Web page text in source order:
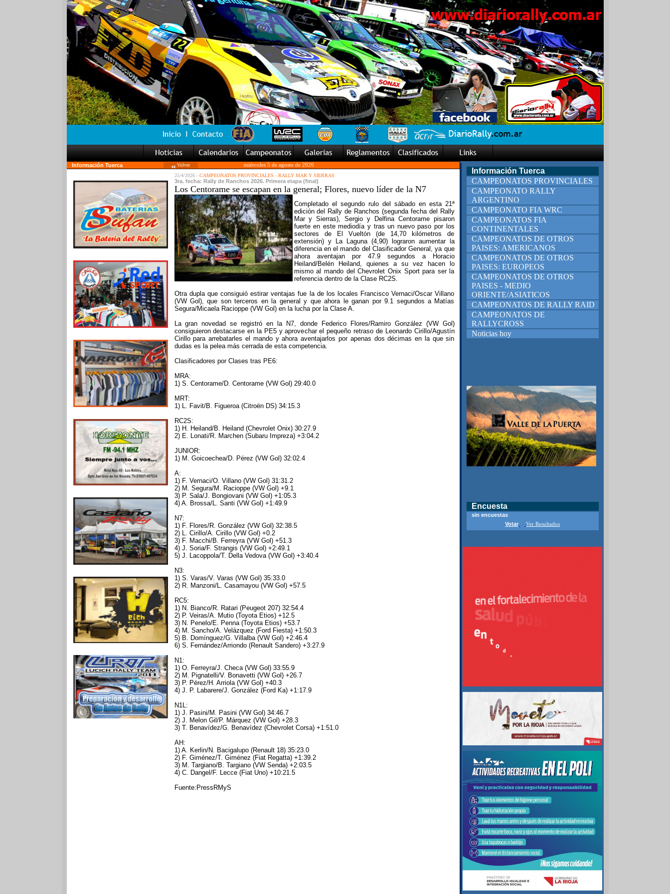
Información Tuerca Volver miércoles 5 de agosto de 2026
Información Tuerca
CAMPEONATOS PROVINCIALES
CAMPEONATO RALLY
ARGENTINO
CAMPEONATO FIA WRC
CAMPEONATOS FIA
CONTINENTALES
CAMPEONATOS DE OTROS
PAISES: AMERICANOS
CAMPEONATOS DE OTROS
PAISES: EUROPEOS
CAMPEONATOS DE OTROS
PAISES - MEDIO
ORIENTE/ASIATICOS
CAMPEONATOS DE RALLY RAID
CAMPEONATOS DE
RALLYCROSS
Noticias hoy
Encuesta
sin encuestas
Votar
Ver Resultados
25/4/2026 - CAMPEONATOS PROVINCIALES - RALLY MAR Y SIERRAS
3ra. fecha: Rally de Ranchos 2026. Primera etapa (final)
Los Centorame se escapan en la general; Flores, nuevo líder de la N7
Completado el segundo rulo del sábado en esta 21ª
edición del Rally de Ranchos (segunda fecha del Rally
Mar y Sierras), Sergio y Delfina Centorame pisaron
fuerte en este mediodía y tras un nuevo paso por los
sectores de El Vueltón (de 14,70 kilómetros de
extensión) y La Laguna (4,90) lograron aumentar la
diferencia en el mando del Clasificador General, ya que
ahora aventajan por 47.9 segundos a Horacio
Heiland/Belén Heiland, quienes a su vez hacen lo
mismo al mando del Chevrolet Onix Sport para ser la
referencia dentro de la Clase RC2S.
Otra dupla que consiguió estirar ventajas fue la de los locales Francisco Vernaci/Oscar Villano
(VW Gol), que son terceros en la general y que ahora le ganan por 9.1 segundos a Matías
Segura/Micaela Racioppe (VW Gol) en la lucha por la Clase A.
La gran novedad se registró en la N7, donde Federico Flores/Ramiro González (VW Gol)
consiguieron destacarse en la PE5 y aprovechar el pequeño retraso de Leonardo Cirillo/Agustín
Cirillo para arrebatarles el mando y ahora aventajarlos por apenas dos décimas en la que sin
dudas es la pelea más cerrada de esta competencia.
Clasificadores por Clases tras PE6:
MRA:
1) S. Centorame/D. Centorame (VW Gol) 29:40.0
MRT:
1) L. Favit/B. Figueroa (Citroën DS) 34:15.3
RC2S:
1) H. Heiland/B. Heiland (Chevrolet Onix) 30:27.9
2) E. Lonati/R. Marchen (Subaru Impreza) +3:04.2
JUNIOR:
1) M. Goicoechea/D. Pérez (VW Gol) 32:02.4
A:
1) F. Vernaci/O. Villano (VW Gol) 31:31.2
2) M. Segura/M. Racioppe (VW Gol) +9.1
3) P. Sala/J. Bongiovani (VW Gol) +1:05.3
4) A. Brossa/L. Santi (VW Gol) +1:49.9
N7:
1) F. Flores/R. González (VW Gol) 32:38.5
2) L. Cirillo/A. Cirillo (VW Gol) +0.2
3) F. Macchi/B. Ferreyra (VW Gol) +51.3
4) J. Soria/F. Strangis (VW Gol) +2:49.1
5) J. Lacoppola/T. Della Vedova (VW Gol) +3:40.4
N3:
1) S. Varas/V. Varas (VW Gol) 35:33.0
2) R. Manzoni/L. Casamayou (VW Gol) +57.5
RC5:
1) N. Bianco/R. Ratari (Peugeot 207) 32:54.4
2) P. Veiras/A. Mutio (Toyota Etios) +12.5
3) N. Penelo/E. Penna (Toyota Etios) +53.7
4) M. Sancho/A. Velázquez (Ford Fiesta) +1:50.3
5) B. Domínguez/G. Villalba (VW Gol) +2:46.4
6) S. Fernández/Arriondo (Renault Sandero) +3:27.9
N1:
1) O. Ferreyra/J. Checa (VW Gol) 33:55.9
2) M. Pignatelli/V. Bonavetti (VW Gol) +26.7
3) P. Pérez/H. Arriola (VW Gol) +40.3
4) J. P. Labarere/J. González (Ford Ka) +1:17.9
N1L:
1) J. Pasini/M. Pasini (VW Gol) 34:46.7
2) J. Melon Gil/P. Márquez (VW Gol) +28.3
3) T. Benavídez/G. Benavídez (Chevrolet Corsa) +1:51.0
AH:
1) A. Kerlin/N. Bacigalupo (Renault 18) 35:23.0
2) F. Giménez/T. Giménez (Fiat Regatta) +1:39.2
3) M. Targiano/B. Targiano (VW Senda) +2:03.5
4) C. Dangel/F. Lecce (Fiat Uno) +10:21.5
Fuente:PressRMyS